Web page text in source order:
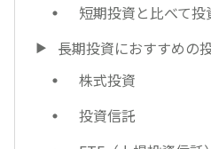
短期投資と比べて
長期投資におすすめの
株式投資
投資信託